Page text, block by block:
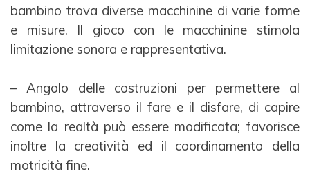
bambino trova diverse macchinine di varie forme
e misure. Il gioco con le macchinine stimola
limitazione sonora e rappresentativa.
– Angolo delle costruzioni per permettere al
bambino, attraverso il fare e il disfare, di capire
come la realtà può essere modificata; favorisce
inoltre la creatività ed il coordinamento della
motricità fine.